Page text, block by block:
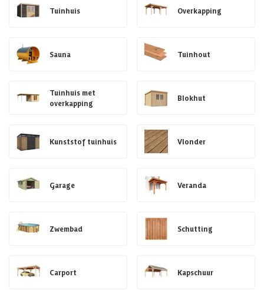
Tuinhuis Overkapping
Sauna Tuinhout
Tuinhuis met
overkapping
Blokhut
Kunststof tuinhuis Vlonder
Garage Veranda
Zwembad Schutting
Carport Kapschuur